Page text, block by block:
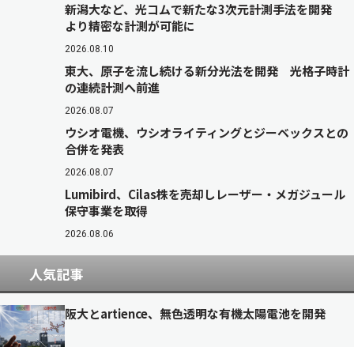
新潟大など、光コムで新たな3次元計測手法を開発
より精密な計測が可能に
2026.08.10
東大、原子を流し続ける新分光法を開発 光格子時計
の連続計測へ前進
2026.08.07
ウシオ電機、ウシオライティングとジーベックスとの
合併を発表
2026.08.07
Lumibird、Cilas株を売却しレーザー・メガジュール
保守事業を取得
2026.08.06
人気記事
阪大とartience、無色透明な有機太陽電池を開発